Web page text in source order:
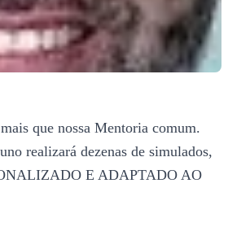
que nossa Mentoria comum.
realizará dezenas de simulados,
E ADAPTADO AO